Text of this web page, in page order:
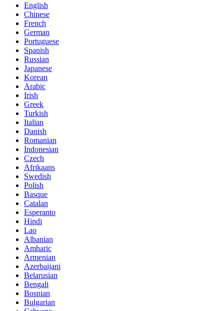
English
Chinese
French
German
Portuguese
Spanish
Russian
Japanese
Korean
Arabic
Irish
Greek
Turkish
Italian
Danish
Romanian
Indonesian
Czech
Afrikaans
Swedish
Polish
Basque
Catalan
Esperanto
Hindi
Lao
Albanian
Amharic
Armenian
Azerbaijani
Belarusian
Bengali
Bosnian
Bulgarian